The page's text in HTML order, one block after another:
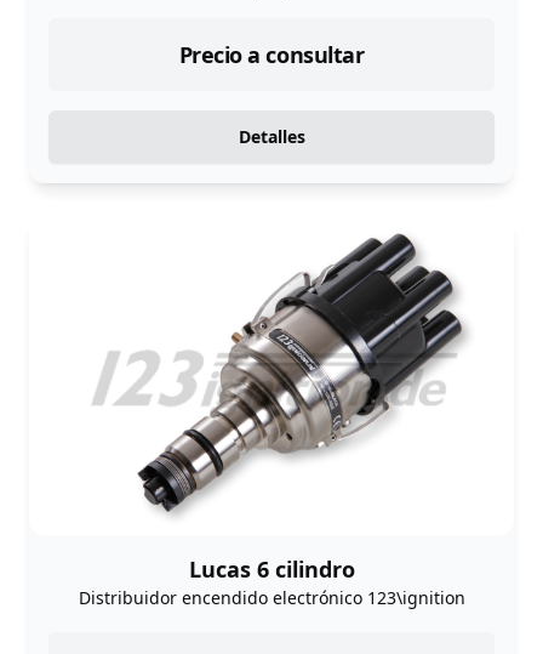
Precio a consultar
Detalles
Lucas 6 cilindro
Distribuidor encendido electrónico 123\ignition